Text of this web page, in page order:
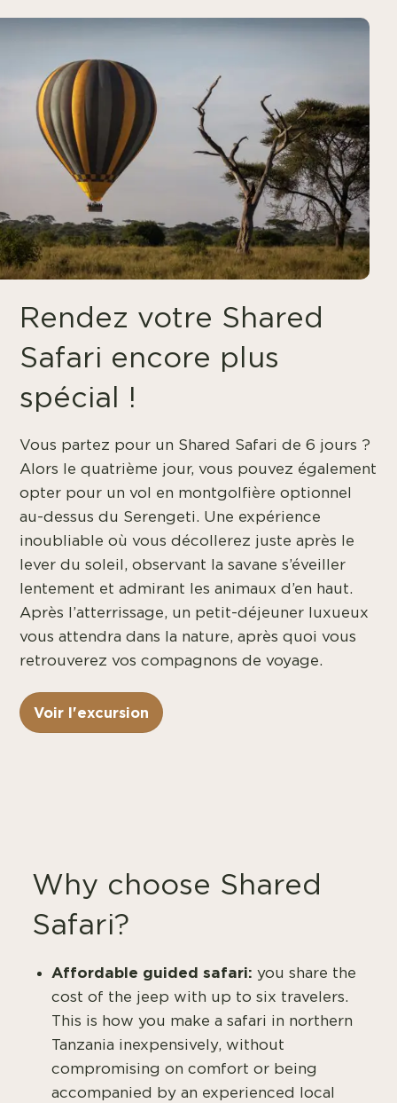
Rendez votre Shared
Safari encore plus
spécial !
Vous partez pour un Shared Safari de 6 jours ?
Alors le quatrième jour, vous pouvez également
opter pour un vol en montgolfière optionnel
au-dessus du Serengeti. Une expérience
inoubliable où vous décollerez juste après le
lever du soleil, observant la savane s’éveiller
lentement et admirant les animaux d’en haut.
Après l’atterrissage, un petit-déjeuner luxueux
vous attendra dans la nature, après quoi vous
retrouverez vos compagnons de voyage.
Voir l'excursion
Why choose Shared
Safari?
Affordable guided safari: you share the
cost of the jeep with up to six travelers.
This is how you make a safari in northern
Tanzania inexpensively, without
compromising on comfort or being
accompanied by an experienced local